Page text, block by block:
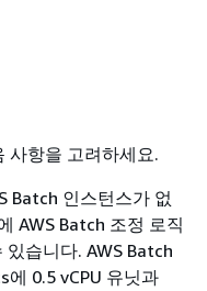
사항을 고려하세요.
Batch 인스턴스가 없
AWS Batch 조정 로직
습니다. AWS Batch
0.5 vCPU 유닛과